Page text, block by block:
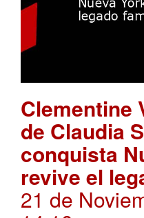
Clementine
de Claudia
conquista
revive el
21 de